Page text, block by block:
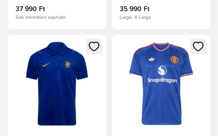
37 990 Ft
Sok méretben kapható
35 990 Ft
Large, X-Large
Megnyit egy modált a bejelentkezéshez vagy a tagként
Megnyit egy modált a